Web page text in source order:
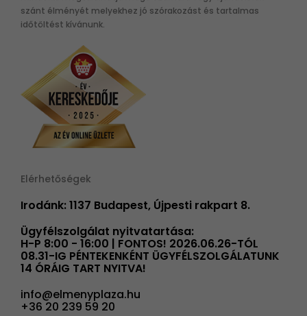
szánt élményét melyekhez jó szórakozást és tartalmas
időtöltést kívánunk.
Elérhetőségek
Irodánk: 1137 Budapest, Újpesti rakpart 8.
Ügyfélszolgálat nyitvatartása:
H-P 8:00 - 16:00 | FONTOS! 2026.06.26-TÓL
08.31-IG PÉNTEKENKÉNT ÜGYFÉLSZOLGÁLATUNK
14 ÓRÁIG TART NYITVA!
info@elmenyplaza.hu
+36 20 239 59 20